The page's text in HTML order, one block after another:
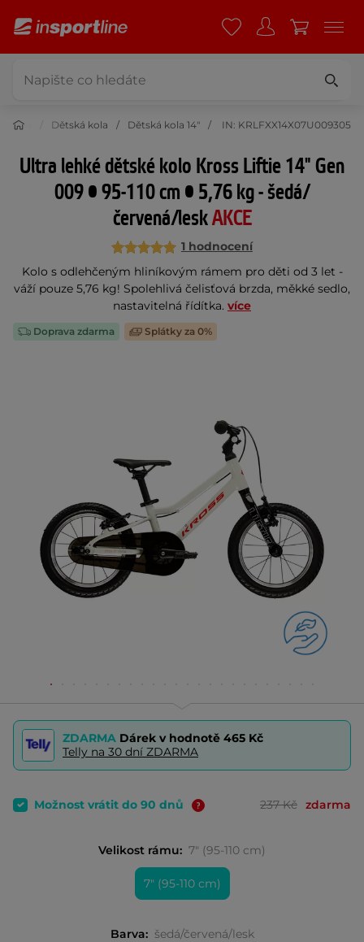
kola Dětská kola Dětská kola 14" IN: KRLFXX14X07U009305
Ultra lehké dětské kolo Kross Liftie 14" Gen
009 • 95-110 cm • 5,76 kg - šedá/
červená/leskAKCE
1 hodnocení
Kolo s odlehčeným hliníkovým rámem pro děti od 3 let -
váží pouze 5,76 kg! Spolehlivá čelisťová brzda, měkké sedlo,
nastavitelná řídítka. více
Doprava zdarma Splátky za 0%
ZDARMA Dárek v hodnotě 465 Kč
Telly na 30 dní ZDARMA
Možnost vrátit do 90 dnů 237 Kč zdarma
Velikost rámu: 7" (95-110 cm)
7" (95-110 cm)
Barva: šedá/červená/lesk